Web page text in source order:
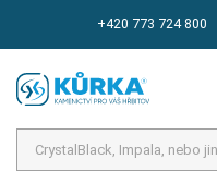
+420 773 724 800